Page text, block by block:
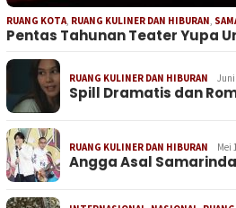
RUANG KOTA, RUANG KULINER DAN HIBURAN,
Pentas Tahunan Teater Yupa
RUANG KULINER DAN HIBURAN Juni
Spill Dramatis dan
RUANG KULINER DAN HIBURAN Mei
Angga Asal